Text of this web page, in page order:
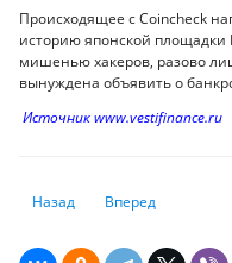
Происходящее с Coincheck
историю японской площадки
мишенью хакеров, разово
вынуждена объявить о
Источник www.vestifinance.ru
Предыдущий: Пять трендов
Назад Следующий:
Вперед